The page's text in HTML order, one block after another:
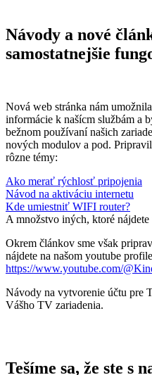
Návody a nové
samostatnejšie
Nová web stránka nám
informácie k našícm službám a
bežnom používaní našich
nových modulov a pod.
rôzne témy:
Ako merať rýchlosť pripojenia
Návod na aktiváciu internetu
Kde umiestniť WIFI router?
A množstvo iných, ktoré nájdete
Okrem článkov sme však
nájdete na našom youtube
https://www.youtube.com/
Návody na vytvorenie účtu pre
Vášho TV zariadenia.
Tešíme sa, že ste s